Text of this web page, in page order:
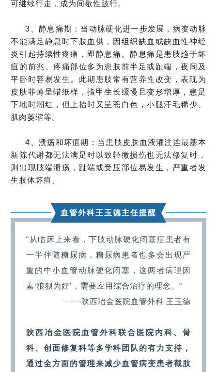
可继续行走，成为间歇性跛行。
3、静息痛期：当动脉硬化进一步发展，病变动脉
不能满足静息时下肢血供，因组织缺血或缺血性神经
炎引起持续性疼痛，即静息痛。静息痛是患肢趋于坏
疽的前兆。疼痛部位多为患肢前半足或趾端，夜间及
平卧时容易发生。此期患肢常有营养性改变，表现为
皮肤菲薄呈蜡纸样，指甲生长缓慢且变形增厚，患足
下地时潮红，但上抬时又呈苍白色，小腿汗毛稀少、
肌肉萎缩等。
4、溃疡和坏疽期：当患肢皮肤血液灌注连最基本
新陈代谢都无法满足时以致轻微损伤也无法修复时，
则出现肢端溃疡，趾端或受压部位易发生，严重者发
生肢体坏疽。
血管外科王玉德主任提醒
“从临床上来看，下肢动脉硬化闭塞症患者有
一半伴随糖尿病，糖尿病患者也多会出现严
重的中小血管动脉硬化闭塞，这两者病理因
素‘狼狈为奸’，需要应用综合治疗的理念。”
——陕西冶金医院血管外科 王玉德
陕西冶金医院血管外科联合医院内科、骨
科、创面修复科等多学科团队的有力支持，
通过全方面的管理来减少血管病变患者截肢